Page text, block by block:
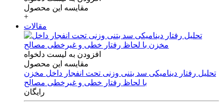
مقایسه این محصول
+
مقالات
افزودن به لیست دلخواه
مقایسه این محصول
تحلیل رفتار دینامیکی سد بتنی وزنی تحت انفجار داخل مخزن
با لحاظ رفتار خطی و غیرخطی مصالح
رایگان